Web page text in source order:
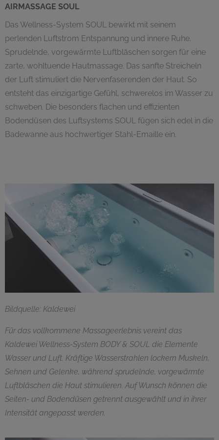
AIRMASSAGE SOUL
Das Wellness-System SOUL bewirkt mit seinem
perlenden Luftstrom Entspannung und innere Ruhe.
Sprudelnde, vorgewärmte Luftbläschen sorgen für eine
zarte, wohltuende Hautmassage. Das sanfte Streicheln
der Luft stimuliert die Nervenfaserenden der Haut. So
entsteht das einzigartige Gefühl, schwerelos im Wasser zu
schweben. Die besonders flachen und effizienten
Bodendüsen des Luftsystems SOUL fügen sich edel in die
Badewanne aus hochwertiger Stahl-Emaille ein.
Bildquelle: Kaldewei
Für das vollkommene Massageerlebnis vereint das
Kaldewei Wellness-System BODY & SOUL die Elemente
Wasser und Luft. Kräftige Wasserstrahlen lockern Muskeln,
Sehnen und Gelenke, während sprudelnde, vorgewärmte
Luftbläschen die Haut stimulieren. Auf Wunsch können die
Seiten- und Bodendüsen getrennt ausgewählt und in ihrer
Intensität angepasst werden.